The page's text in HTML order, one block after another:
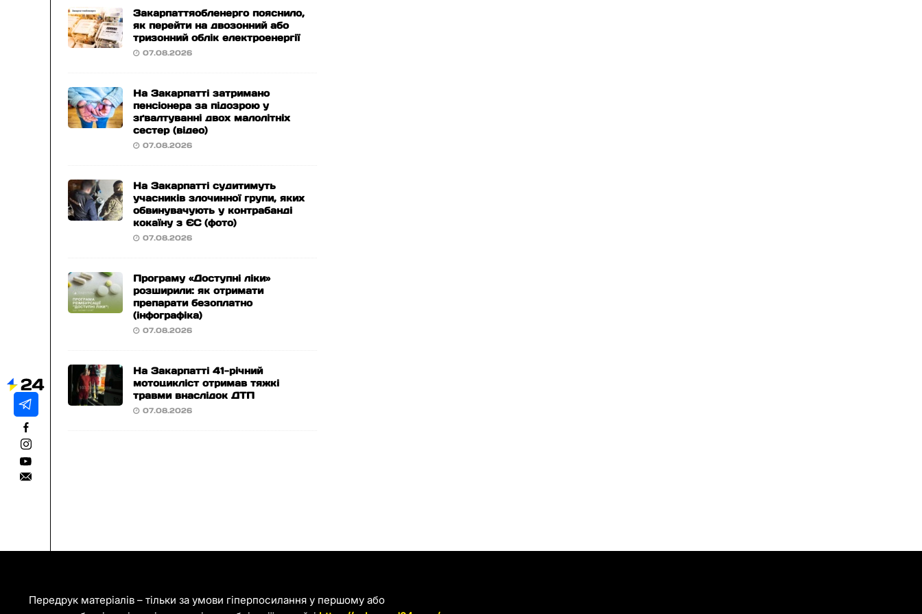
Закарпаттяобленерго пояснило,
як перейти на двозонний або
тризонний облік електроенергії
07.08.2026
На Закарпатті затримано
пенсіонера за підозрою у
зґвалтуванні двох малолітніх
сестер (відео)
07.08.2026
На Закарпатті судитимуть
учасників злочинної групи, яких
обвинувачують у контрабанді
кокаїну з ЄС (фото)
07.08.2026
Програму «Доступні ліки»
розширили: як отримати
препарати безоплатно
(інфографіка)
07.08.2026
На Закарпатті 41-річний
мотоцикліст отримав тяжкі
травми внаслідок ДТП
07.08.2026
Передрук матеріалів – тільки за умови гіперпосилання у першому або